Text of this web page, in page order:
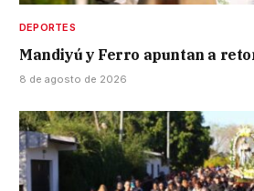
DEPORTES
Mandiyú y Ferro apuntan a
8 de agosto de 2026